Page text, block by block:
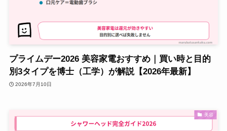
プライムデー2026 美容家電おすすめ｜買い時と目的
別3タイプを博士（工学）が解説【2026年最新】
2026年7月10日
美容